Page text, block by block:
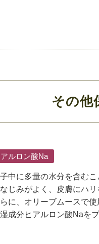
その他
ルロン酸Na
中に多量の水分を含む
じみがよく、皮膚にハ
に、オリーブムースで
成分ヒアルロン酸Naを